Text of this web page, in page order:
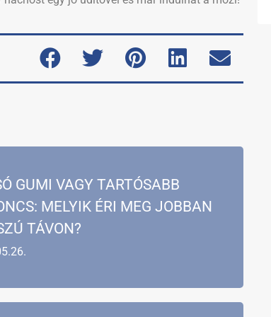
GUMI VAGY TARTÓSABB
MELYIK ÉRI MEG JOBBAN
TÁVON?